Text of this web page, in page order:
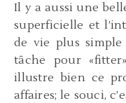
Il y a aussi une
superficielle et
de vie plus
tâche pour
illustre bien ce
affaires; le souci,